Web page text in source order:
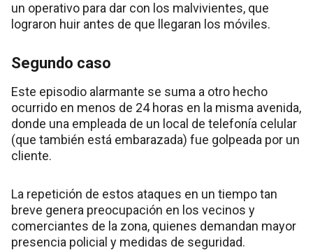
un operativo para dar con los malvivientes, que
lograron huir antes de que llegaran los móviles.
Segundo caso
Este episodio alarmante se suma a otro hecho
ocurrido en menos de 24 horas en la misma avenida,
donde una empleada de un local de telefonía celular
(que también está embarazada) fue golpeada por un
cliente.
La repetición de estos ataques en un tiempo tan
breve genera preocupación en los vecinos y
comerciantes de la zona, quienes demandan mayor
presencia policial y medidas de seguridad.